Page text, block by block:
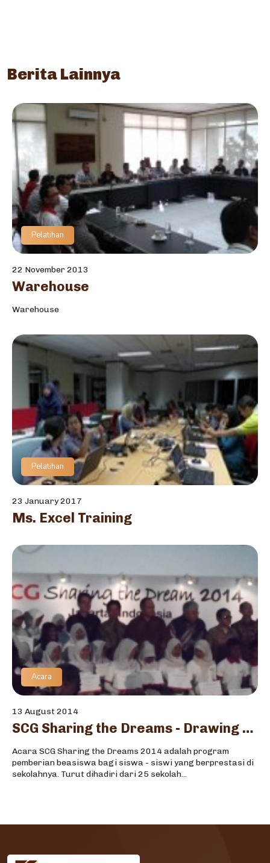
Berita Lainnya
Pelatihan
22 November 2013
Warehouse
Warehouse
Pelatihan
23 January 2017
Ms. Excel Training
Acara
13 August 2014
SCG Sharing the Dreams - Drawing the Future
Acara SCG Sharing the Dreams 2014 adalah program
pemberian beasiswa bagi siswa - siswi yang berprestasi di
sekolahnya. Turut dihadiri dari 25 sekolah...